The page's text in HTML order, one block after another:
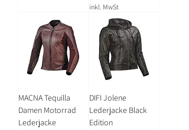
inkl. MwSt
MACNA Tequilla
Damen Motorrad
Lederjacke
DIFI Jolene
Lederjacke Black
Edition